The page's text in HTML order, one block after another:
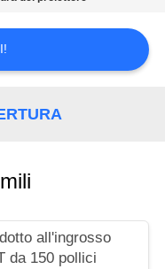
all'ingrosso
da 150 pollici